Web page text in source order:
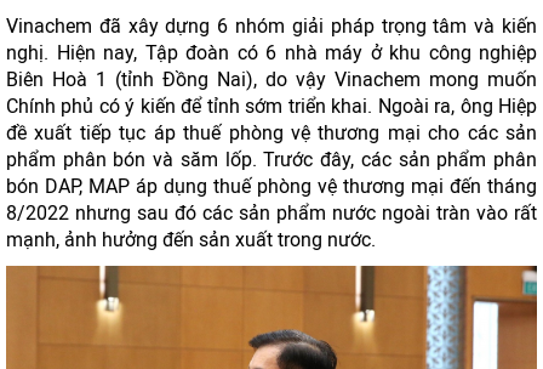
Vinachem đã xây dựng 6 nhóm giải pháp trọng tâm và kiến
nghị. Hiện nay, Tập đoàn có 6 nhà máy ở khu công nghiệp
Biên Hoà 1 (tỉnh Đồng Nai), do vậy Vinachem mong muốn
Chính phủ có ý kiến để tỉnh sớm triển khai. Ngoài ra, ông Hiệp
đề xuất tiếp tục áp thuế phòng vệ thương mại cho các sản
phẩm phân bón và săm lốp. Trước đây, các sản phẩm phân
bón DAP, MAP áp dụng thuế phòng vệ thương mại đến tháng
8/2022 nhưng sau đó các sản phẩm nước ngoài tràn vào rất
mạnh, ảnh hưởng đến sản xuất trong nước.